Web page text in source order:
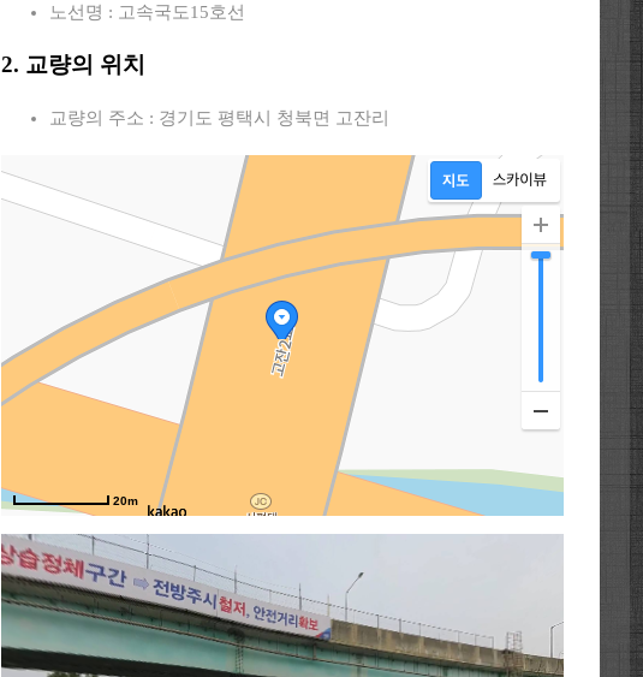
노선명 : 고속국도15호선
2. 교량의 위치
교량의 주소 : 경기도 평택시 청북면 고잔리
20m
서해안고